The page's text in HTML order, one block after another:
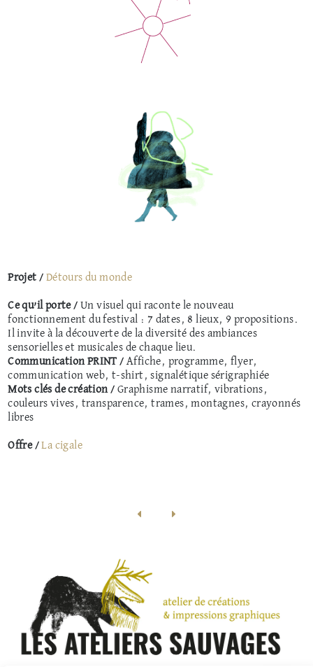
Projet / Détours du monde
Ce qu’il porte /Un visuel qui raconte le nouveau
fonctionnement du festival : 7 dates, 8 lieux, 9 propositions.
Il invite à la découverte de la diversité des ambiances
sensorielles et musicales de chaque lieu.
Communication PRINT / Affiche, programme, flyer,
communication web, t-shirt, signalétique sérigraphiée
Mots clés de création / Graphisme narratif, vibrations,
couleurs vives, transparence, trames, montagnes, crayonnés
libres
Offre / La cigale